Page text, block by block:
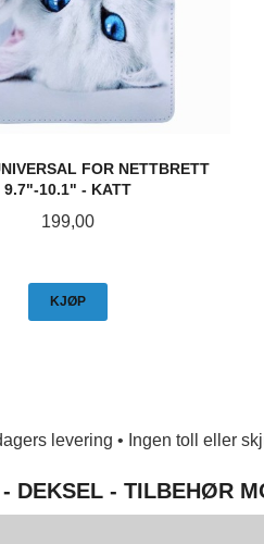
FOR NETTBRETT
9.7"-10.1" - KATT
Pris
199,00
KJØP
levering • Ingen toll eller
DEKSEL - TILBEHØR